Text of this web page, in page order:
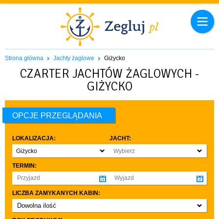
Strona główna Jachty żaglowe Giżycko
CZARTER JACHTÓW ŻAGLOWYCH -
GIŻYCKO
OPCJE PRZEGLĄDANIA
LOKALIZACJA:
Giżycko
JACHT:
Wybierz
TERMIN:
LICZBA ZAMYKANYCH KABIN:
Dowolna ilość